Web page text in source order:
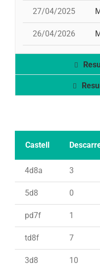
27/04/2025
26/04/2026
Castell
4d8a 3
5d8 0
pd7f 1
td8f 7
3d8 10